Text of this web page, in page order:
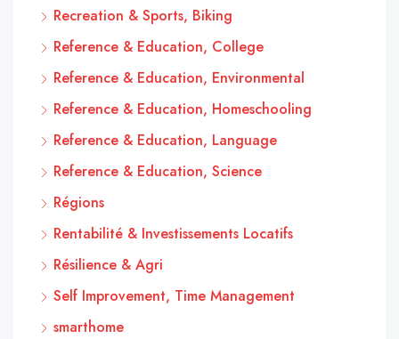
Recreation & Sports, Biking
Reference & Education, College
Reference & Education, Environmental
Reference & Education, Homeschooling
Reference & Education, Language
Reference & Education, Science
Régions
Rentabilité & Investissements Locatifs
Résilience & Agri
Self Improvement, Time Management
smarthome